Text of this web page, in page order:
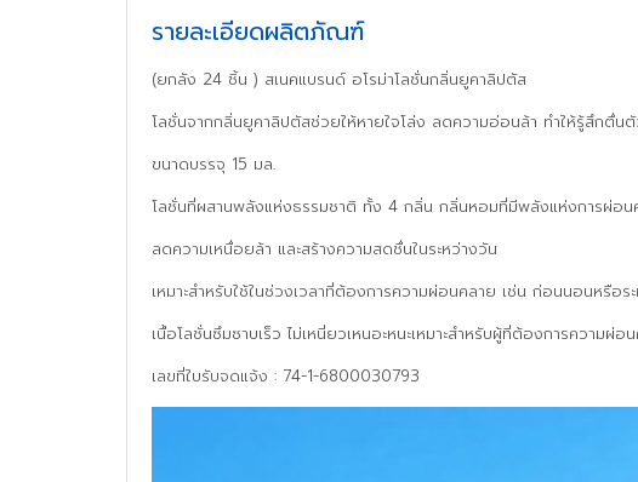
รายละเอียดผลิตภัณฑ์
(ยกลัง 24 ชิ้น ) สเนคแบรนด์ อโรม่าโลชั่นกลิ่นยูคาลิปตัส
โลชั่นจากกลิ่นยูคาลิปตัสช่วยให้หายใจโล่ง ลดความอ่อนล้า ทำให้รู้สึกตื่
ขนาดบรรจุ 15 มล.
โลชั่นที่ผสานพลังแห่งธรรมชาติ ทั้ง 4 กลิ่น กลิ่นหอมที่มีพลังแห่งการผ่อน
ลดความเหนื่อยล้า และสร้างความสดชื่นในระหว่างวัน
เหมาะสำหรับใช้ในช่วงเวลาที่ต้องการความผ่อนคลาย เช่น ก่อนนอนหรือร
เนื้อโลชั่นซึมซาบเร็ว ไม่เหนี่ยวเหนอะหนะเหมาะสำหรับผู้ที่ต้องการความผ่อ
เลขที่ใบรับจดแจ้ง : 74-1-6800030793